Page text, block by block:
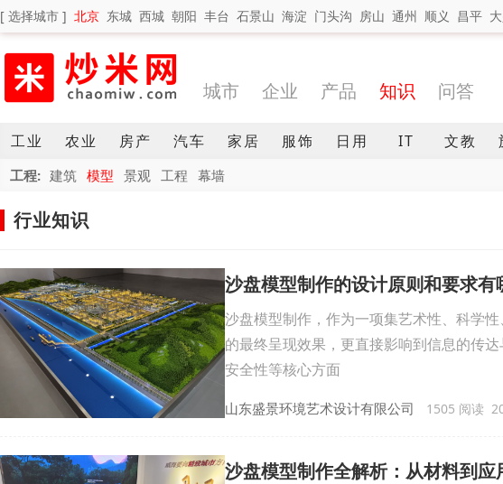
[ 选择城市 ] 北京 东城 西城 朝阳 丰台 石景山 海淀 门头沟 房山 通州 顺义 昌平
城市 企业 产品 知识 问答
工业 农业 房产 汽车 家居 服饰 日用 IT 文教
工程: 建筑 模型 景观 工程 幕墙
行业知识
沙盘模型制作的设计原则和要求有
沙盘模型制作，作为一项集艺术性、科学
的最终呈现效果，更直接影响到信息的传
安全性等核心方面
山东盛景环境艺术设计有限公司 1505 阅读
沙盘模型制作全解析：从材料到应